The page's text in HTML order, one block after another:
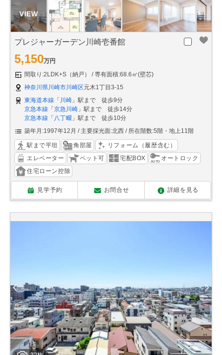
プレジャーガーデン川崎壱番館
5,150万円
間取り:2LDK+S（納戸）
専有面積:68.6㎡(壁芯)
神奈川県川崎市川崎区元木1丁目3-15
東海道本線 「 川崎 」駅まで 徒歩9分
京急本線 「 京急川崎 」駅まで 徒歩14分
京急本線 「 八丁畷 」駅まで 徒歩10分
築年月:1997年12月
主要採光面:北西 所在階数:5階・地上11階
駅まで平坦 角部屋
リフォーム（履歴含む）
エレベーター
ペット可 宅配BOX
オートロック
住宅ローン控除
見学予約 お問合せ 詳細を見る